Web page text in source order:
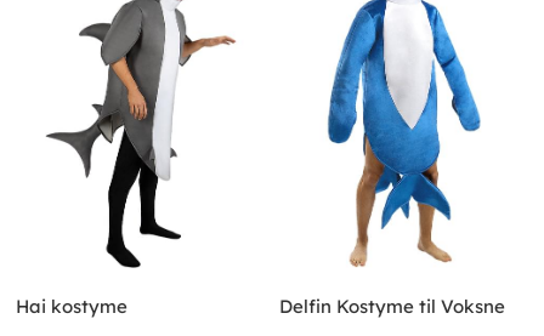
Hai kostyme Delfin Kostyme til Voksne